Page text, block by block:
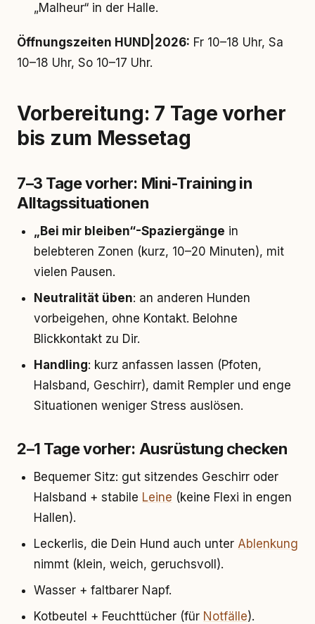
„Malheur“ in der Halle.
Öffnungszeiten HUND|2026: Fr 10–18 Uhr, Sa
10–18 Uhr, So 10–17 Uhr.
Vorbereitung: 7 Tage vorher
bis zum Messetag
7–3 Tage vorher: Mini-Training in
Alltagssituationen
„Bei mir bleiben“-Spaziergänge in
belebteren Zonen (kurz, 10–20 Minuten), mit
vielen Pausen.
Neutralität üben: an anderen Hunden
vorbeigehen, ohne Kontakt. Belohne
Blickkontakt zu Dir.
Handling: kurz anfassen lassen (Pfoten,
Halsband, Geschirr), damit Rempler und enge
Situationen weniger Stress auslösen.
2–1 Tage vorher: Ausrüstung checken
Bequemer Sitz: gut sitzendes Geschirr oder
Halsband + stabile Leine (keine Flexi in engen
Hallen).
Leckerlis, die Dein Hund auch unter Ablenkung
nimmt (klein, weich, geruchsvoll).
Wasser + faltbarer Napf.
Kotbeutel + Feuchttücher (für Notfälle).